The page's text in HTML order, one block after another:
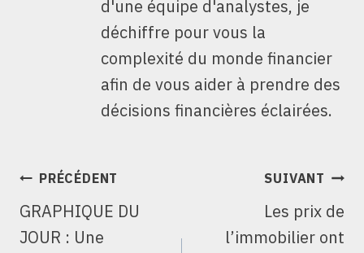
d'une équipe d'analystes, je
déchiffre pour vous la
complexité du monde financier
afin de vous aider à prendre des
décisions financières éclairées.
NAVIGATION
L’ARTICLE
PRÉCÉDENT
GRAPHIQUE DU
JOUR : Une
SUIVANT
Les prix de
l’immobilier ont